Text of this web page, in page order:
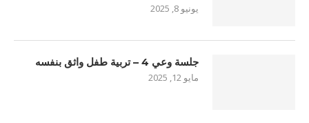
يونيو 8, 2025
جلسة وعي 4 – تربية طفل واثق بنفسه
مايو 12, 2025